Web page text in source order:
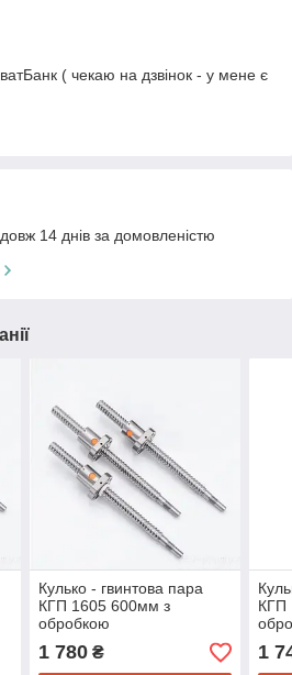
( чекаю на дзвінок - у мене є
14 днів за домовленістю
Кулько - гвинтова пара
КГП 1605 600мм з
обробкою
1 780₴
КГП
1